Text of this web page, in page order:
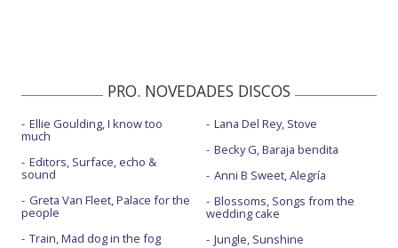
PRO. NOVEDADES DISCOS
Ellie Goulding, I know too
much
Editors, Surface, echo &
sound
Greta Van Fleet, Palace for the
people
Train, Mad dog in the fog
Lana Del Rey, Stove
Becky G, Baraja bendita
Anni B Sweet, Alegría
Blossoms, Songs from the
wedding cake
Jungle, Sunshine